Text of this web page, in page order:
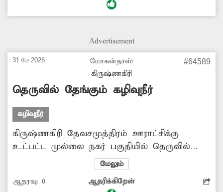
அந்த பகுதியில் துர்நாற்றம் வீசுவதால் சுகாதார
உற்பத்தியாவதால் இப்பகுதி மக்கள்
குடியிருப்புகளுக்குள் கழிவுநீர் புகுவதை தடுக்க
உரிய நடவடிக்கை எடுக்க வேண்டும்.
Advertisement
31 மே 2026
மோகன்தாஸ்
கிருஷ்ணகிரி
#64589
தெருவில் தேங்கும் கழிவுநீர்
கழிவுநீர்
கிருஷ்ணகிரி தேவசமுத்திரம் ஊராட்சிக்கு
உட்பட்ட முல்லை நகர் பகுதியில் தெருவில்
மழைநீருடன் கழிவுநீரும் கலந்து குளம்போல்
தேங்கி நிற்கிறது. இதனால் இந்த பகுதியில்
உள்ள மக்கள் தெருவில் கழிவுநீரில்
மேலும்
ஆதரவு: 0 ஆதரிக்கிறேன்